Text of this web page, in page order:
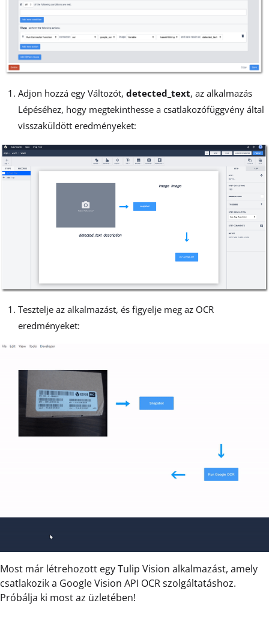
Adjon hozzá egy Változót, detected_text, az alkalmazás
Lépéséhez, hogy megtekinthesse a csatlakozófüggvény által
visszaküldött eredményeket:
Tesztelje az alkalmazást, és figyelje meg az OCR
eredményeket:
Most már létrehozott egy Tulip Vision alkalmazást, amely
csatlakozik a Google Vision API OCR szolgáltatáshoz.
Próbálja ki most az üzletében!